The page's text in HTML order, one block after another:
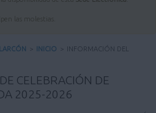
las molestias.
> INICIO > INFORMACIÓN DEL
CELEBRACIÓN DE
2025-2026